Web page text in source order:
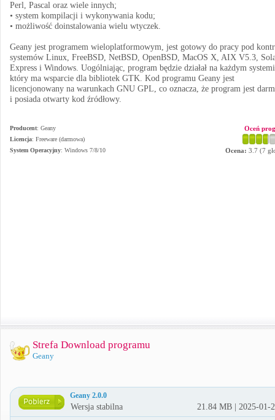
Perl, Pascal oraz wiele innych;
• system kompilacji i wykonywania kodu;
• możliwość doinstalowania wielu wtyczek.
Geany jest programem wieloplatformowym, jest gotowy do pracy pod
systemów Linux, FreeBSD, NetBSD, OpenBSD, MacOS X, AIX V5.3,
Express i Windows. Uogólniając, program będzie działał na każdym
który ma wsparcie dla bibliotek GTK. Kod programu Geany jest
licencjonowany na warunkach GNU GPL, co oznacza, że program jest
i posiada otwarty kod źródłowy.
Producent: Geany
Licencja: Freeware (darmowa)
System Operacyjny: Windows 7/8/10
Oceń
Ocena: 3.7 (7
Strefa Download programu
Geany
Geany 2.0.0
Wersja stabilna 21.84 MB | 2025-01-